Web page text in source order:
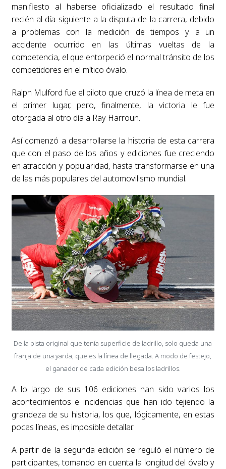
manifiesto al haberse oficializado el resultado final
recién al día siguiente a la disputa de la carrera, debido
a problemas con la medición de tiempos y a un
accidente ocurrido en las últimas vueltas de la
competencia, el que entorpeció el normal tránsito de los
competidores en el mítico óvalo.
Ralph Mulford fue el piloto que cruzó la línea de meta en
el primer lugar, pero, finalmente, la victoria le fue
otorgada al otro día a Ray Harroun.
Así comenzó a desarrollarse la historia de esta carrera
que con el paso de los años y ediciones fue creciendo
en atracción y popularidad, hasta transformarse en una
de las más populares del automovilismo mundial.
De la pista original que tenía superficie de ladrillo, solo queda una
franja de una yarda, que es la línea de llegada. A modo de festejo,
el ganador de cada edición besa los ladrillos.
A lo largo de sus 106 ediciones han sido varios los
acontecimientos e incidencias que han ido tejiendo la
grandeza de su historia, los que, lógicamente, en estas
pocas líneas, es imposible detallar.
A partir de la segunda edición se reguló el número de
participantes, tomando en cuenta la longitud del óvalo y